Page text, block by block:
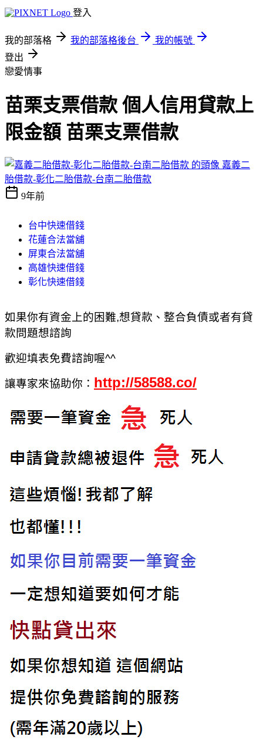
登入
我的部落格 我的部落格後台
我的帳號
登出
戀愛情事
苗栗支票借款 個人信用貸款上
限金額 苗栗支票借款
嘉義二
胎借款-彰化二胎借款-台南二胎借款
9年前
台中快速借錢
花蓮合法當舖
屏東合法當舖
高雄快速借錢
彰化快速借錢
如果你有資金上的困難,想貸款、整合負債或者有貸
款問題想諮詢
歡迎填表免費諮詢喔^^
讓專家來協助你： http://58588.co/